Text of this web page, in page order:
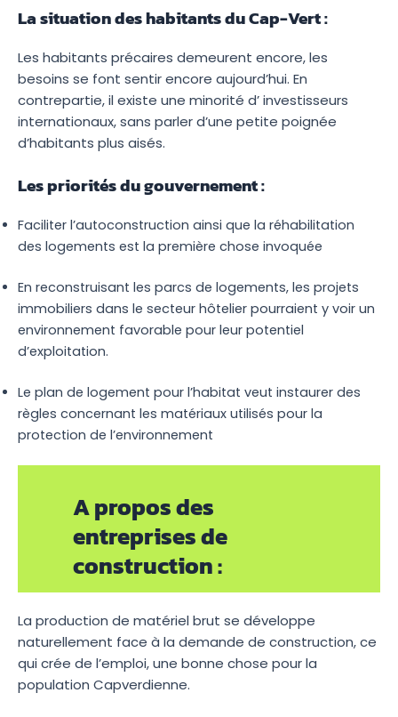
La situation des habitants du Cap-Vert :
Les habitants précaires demeurent encore, les
besoins se font sentir encore aujourd’hui. En
contrepartie, il existe une minorité d’ investisseurs
internationaux, sans parler d’une petite poignée
d’habitants plus aisés.
Les priorités du gouvernement :
Faciliter l’autoconstruction ainsi que la réhabilitation
des logements est la première chose invoquée
En reconstruisant les parcs de logements, les projets
immobiliers dans le secteur hôtelier pourraient y voir un
environnement favorable pour leur potentiel
d’exploitation.
Le plan de logement pour l’habitat veut instaurer des
règles concernant les matériaux utilisés pour la
protection de l’environnement
A propos des
entreprises de
construction :
La production de matériel brut se développe
naturellement face à la demande de construction, ce
qui crée de l’emploi, une bonne chose pour la
population Capverdienne.